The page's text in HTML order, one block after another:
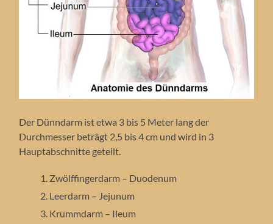
Der Dünndarm ist etwa 3 bis 5 Meter lang der
Durchmesser beträgt 2,5 bis 4 cm und wird in 3
Hauptabschnitte geteilt.
Zwölffingerdarm – Duodenum
Leerdarm – Jejunum
Krummdarm – Ileum